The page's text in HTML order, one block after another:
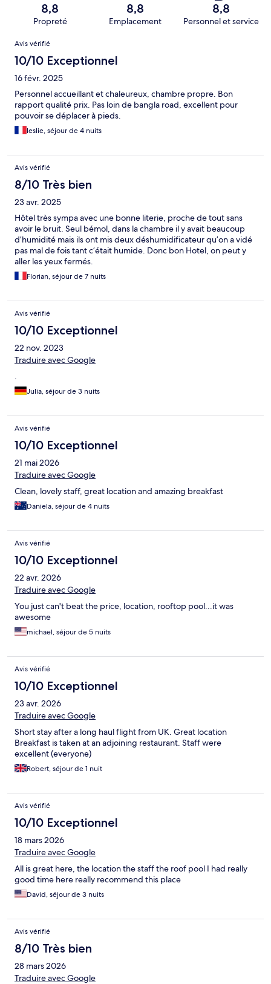
8,8
Propreté
8,8
Emplacement
8,8
Personnel et service
Avis
Avis vérifié
10/10 Exceptionnel
16 févr. 2025
Personnel accueillant et chaleureux, chambre propre. Bon
rapport qualité prix. Pas loin de bangla road, excellent pour
pouvoir se déplacer à pieds.
leslie, séjour de 4 nuits
Avis vérifié
8/10 Très bien
23 avr. 2025
Hôtel très sympa avec une bonne literie, proche de tout sans
avoir le bruit. Seul bémol, dans la chambre il y avait beaucoup
d’humidité mais ils ont mis deux déshumidificateur qu’on a vidé
pas mal de fois tant c’était humide. Donc bon Hotel, on peut y
aller les yeux fermés.
Florian, séjour de 7 nuits
Avis vérifié
10/10 Exceptionnel
22 nov. 2023
Traduire avec Google
.
Julia, séjour de 3 nuits
Avis vérifié
10/10 Exceptionnel
21 mai 2026
Traduire avec Google
Clean, lovely staff, great location and amazing breakfast
Daniela, séjour de 4 nuits
Avis vérifié
10/10 Exceptionnel
22 avr. 2026
Traduire avec Google
You just can't beat the price, location, rooftop pool...it was
awesome
michael, séjour de 5 nuits
Avis vérifié
10/10 Exceptionnel
23 avr. 2026
Traduire avec Google
Short stay after a long haul flight from UK. Great location
Breakfast is taken at an adjoining restaurant. Staff were
excellent (everyone)
Robert, séjour de 1 nuit
Avis vérifié
10/10 Exceptionnel
18 mars 2026
Traduire avec Google
All is great here, the location the staff the roof pool I had really
good time here really recommend this place
David, séjour de 3 nuits
Avis vérifié
8/10 Très bien
28 mars 2026
Traduire avec Google